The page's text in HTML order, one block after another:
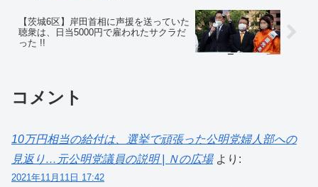
【茨城6区】岸田首相に声援を送っていた
聴衆は、日当5000円で雇われたサクラだ
った !!
コメント
10万円相当の給付は、選挙で頑張った公明党婦人部への
見返り…元公明党議員の説明 | Ｎの広場 より:
2021年11月11日 17:42